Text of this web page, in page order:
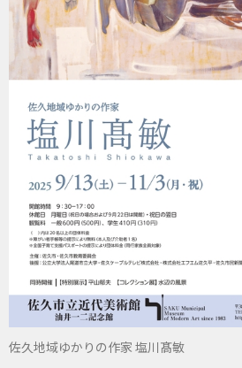
佐久地域ゆかりの作家 塩川髙敏